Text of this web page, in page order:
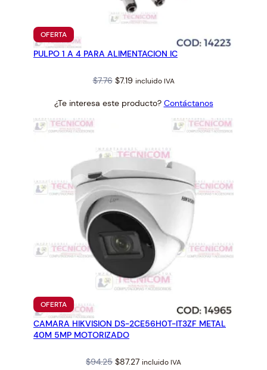
OFERTAPRODUCTO
EN
OFERTA
PULPO 1 A 4 PARA ALIMENTACION IC
$7.76 Original
was:
$7.19Current
is:
incluido IVA
¿Te interesa este producto? Contáctanos
OFERTAPRODUCTO
EN
OFERTA
CAMARA HIKVISION DS-2CE56H0T-IT3ZF METAL
40M 5MP MOTORIZADO
$94.25 Original
$87.27Current
incluido IVA